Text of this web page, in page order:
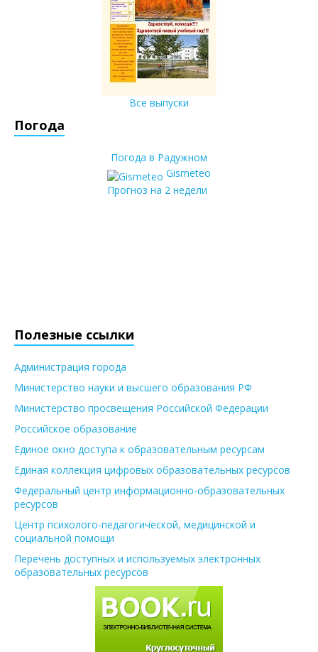
Все выпуски
Погода
Погода в Радужном
Gismeteo
Прогноз на 2 недели
Полезные ссылки
Администрация города
Министерство науки и высшего образования РФ
Министерство просвещения Российской Федерации
Российское образование
Единое окно доступа к образовательным ресурсам
Единая коллекция цифровых образовательных ресурсов
Федеральный центр информационно-образовательных
ресурсов
Центр психолого-педагогической, медицинской и
социальной помощи
Перечень доступных и используемых электронных
образовательных ресурсов